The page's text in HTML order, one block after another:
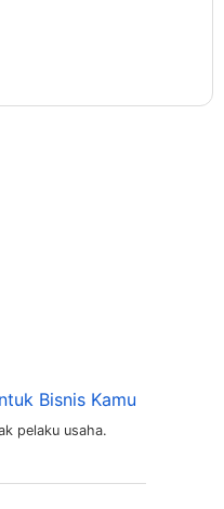
Bisnis Kamu
pelaku usaha.